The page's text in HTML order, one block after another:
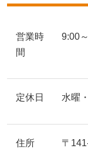
営業時
間
9:00
定休日 水曜
住所
〒